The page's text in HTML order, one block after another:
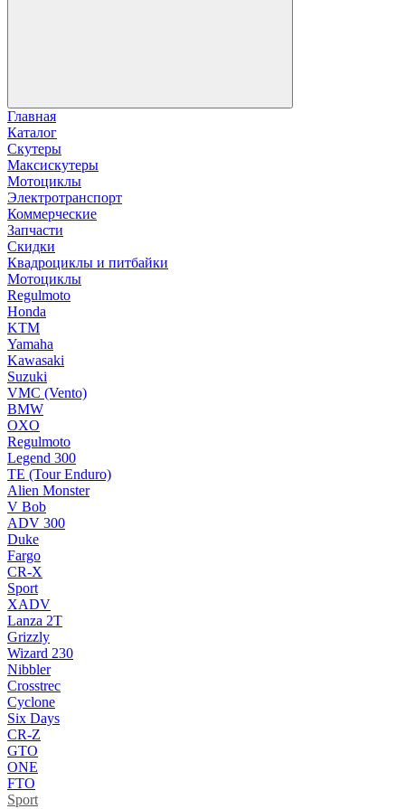
Главная
Каталог
Скутеры
Максискутеры
Мотоциклы
Электротранспорт
Коммерческие
Запчасти
Скидки
Квадроциклы и питбайки
Мотоциклы
Regulmoto
Honda
KTM
Yamaha
Kawasaki
Suzuki
VMC (Vento)
BMW
OXO
Regulmoto
Legend 300
TE (Tour Enduro)
Alien Monster
V Bob
ADV 300
Duke
Fargo
CR-X
Sport
XADV
Lanza 2T
Grizzly
Wizard 230
Nibbler
Crosstrec
Cyclone
Six Days
CR-Z
GTO
ONE
FTO
Sport